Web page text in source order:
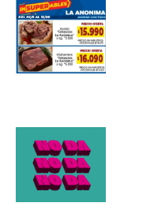
Apellidos